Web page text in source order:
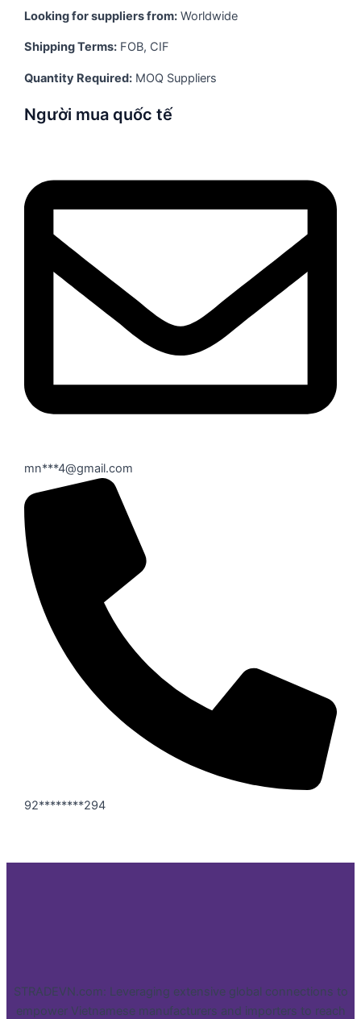
Looking for suppliers from: Worldwide
Shipping Terms: FOB, CIF
Quantity Required: MOQ Suppliers
Người mua quốc tế
mn***4@gmail.com
92********294
STRADEVN.com: Leveraging extensive global connections to
empower Vietnamese manufacturers and importers to reach